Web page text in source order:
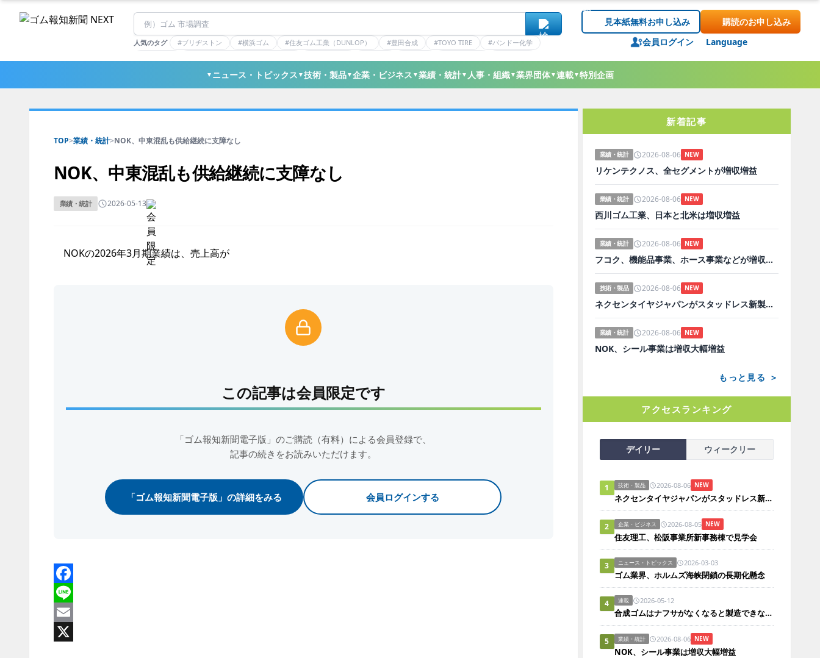
人気のタグ #ブリヂストン #横浜ゴム #住友ゴム工業（DUNLOP） #豊田合成 #TOYO TIRE
#バンドー化学
#東ソー
見本紙無料お申し込み
購読のお申し込み
会員ログイン
Language
▼ ニュース・トピックス ▼技術・製品▼企業・ビジネス ▼業績・統計▼ 人事・組織▼業界団体▼連載▼特別企画
TOP>業績・統計>NOK、中東混乱も供給継続に支障なし
NOK、中東混乱も供給継続に支障なし
業績・統計 2026-05-13
NOKの2026年3月期業績は、売上高が
この記事は会員限定です
「ゴム報知新聞電子版」のご購読（有料）による会員登録で、
記事の続きをお読みいただけます。
「ゴム報知新聞電子版」の詳細をみる 会員ログインする
Facebook
Line
Email
新着記事
業績・統計 2026-08-06 NEW
リケンテクノス、全セグメントが増収増益
業績・統計 2026-08-06 NEW
西川ゴム工業、日本と北米は増収増益
業績・統計 2026-08-06 NEW
フコク、機能品事業、ホース事業などが増収増益
技術・製品 2026-08-06 NEW
ネクセンタイヤジャパンがスタッドレス新製品、日本市場にらみ開発
業績・統計 2026-08-06 NEW
NOK、シール事業は増収大幅増益
もっと見る ＞
アクセスランキング
デイリー ウィークリー
1 技術・製品 2026-08-06 NEW
ネクセンタイヤジャパンがスタッドレス新製品、日本市場にらみ開発
2 企業・ビジネス 2026-08-05 NEW
住友理工、松阪事業所新事務棟で見学会
3 ニュース・トピックス 2026-03-03
ゴム業界、ホルムズ海峡閉鎖の長期化懸念
4 連載 2026-05-12
合成ゴムはナフサがなくなると製造できないのか？
5 業績・統計 2026-08-06 NEW
NOK、シール事業は増収大幅増益